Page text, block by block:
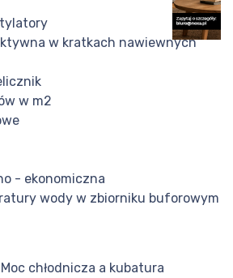
w kratkach nawiewnych
w m2
- ekonomiczna
wody w zbiorniku buforowym
Moc chłodnicza a kubatura